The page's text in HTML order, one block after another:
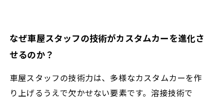
なぜ車屋スタッフの技術がカスタムカーを進化さ
せるのか？
車屋スタッフの技術力は、多様なカスタムカーを作
り上げるうえで欠かせない要素です。溶接技術で